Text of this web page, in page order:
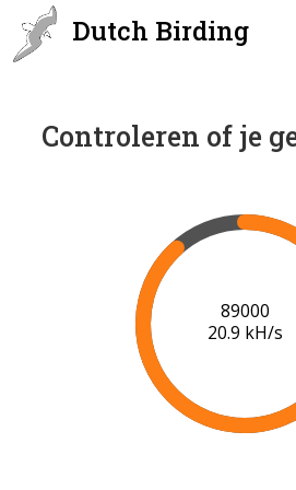
Dutch Birding
Controleren of je
91000
21.0 kH/s